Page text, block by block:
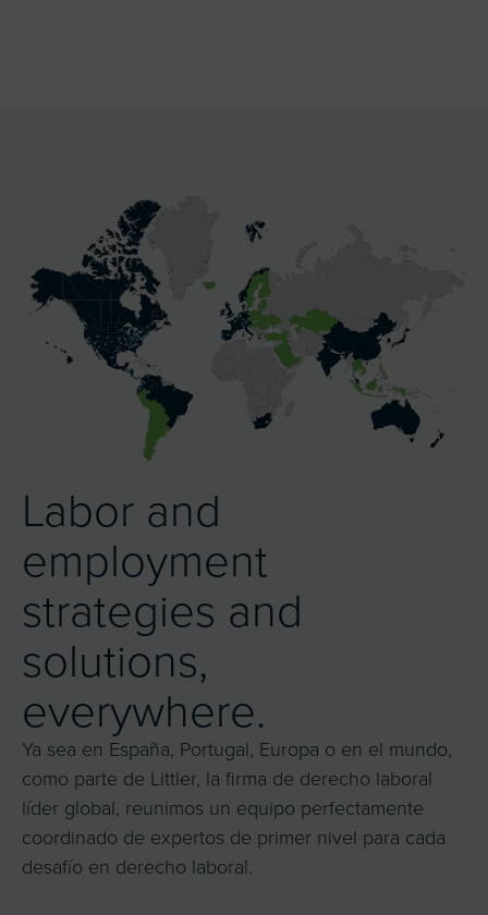
Labor and
employment
strategies and
solutions,
everywhere.
Ya sea en España, Portugal, Europa o en el mundo,
como parte de Littler, la firma de derecho laboral
líder global, reunimos un equipo perfectamente
coordinado de expertos de primer nivel para cada
desafío en derecho laboral.